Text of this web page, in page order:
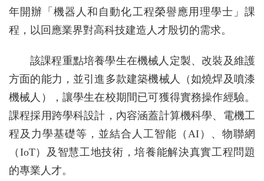
年開辦「機器人和自動化工程榮譽應用理學士」課
程，以回應業界對高科技建造人才殷切的需求。
該課程重點培養學生在機械人定製、改裝及維護
方面的能力，並引進多款建築機械人（如燒焊及噴漆
機械人），讓學生在校期間已可獲得實務操作經驗。
課程採用跨學科設計，內容涵蓋計算機科學、電機工
程及力學基礎等，並結合人工智能（AI）、物聯網
（IoT）及智慧工地技術，培養能解決真實工程問題
的專業人才。